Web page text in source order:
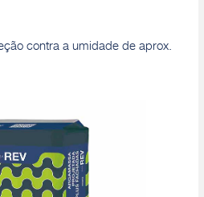
contra a umidade de aprox.